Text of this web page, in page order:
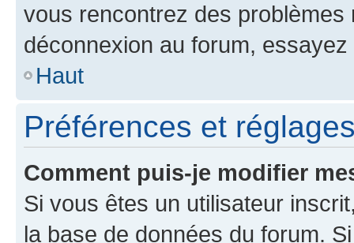
vous rencontrez des
déconnexion au forum,
Haut
Préférences et
Comment puis-je modifier
Si vous êtes un utilisateur
la base de données du forum.